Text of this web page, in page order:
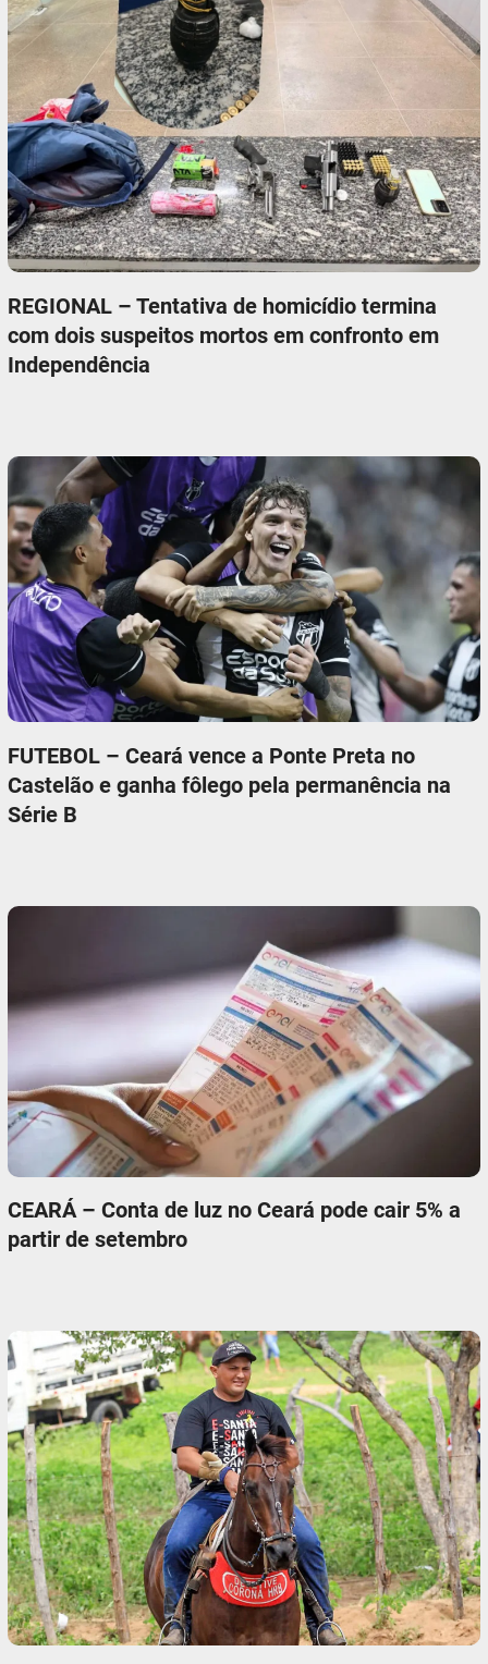
REGIONAL – Tentativa de homicídio termina
com dois suspeitos mortos em confronto em
Independência
FUTEBOL – Ceará vence a Ponte Preta no
Castelão e ganha fôlego pela permanência na
Série B
CEARÁ – Conta de luz no Ceará pode cair 5% a
partir de setembro